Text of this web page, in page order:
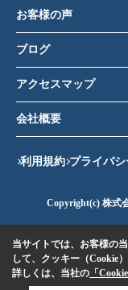
お客様の声
ブログ
アクセスマップ
会社概要
利用規約 プライバ
Copyright(c) 株式
当サイトでは、お客様の
して、クッキー（Cookie
詳しくは、当社の 「